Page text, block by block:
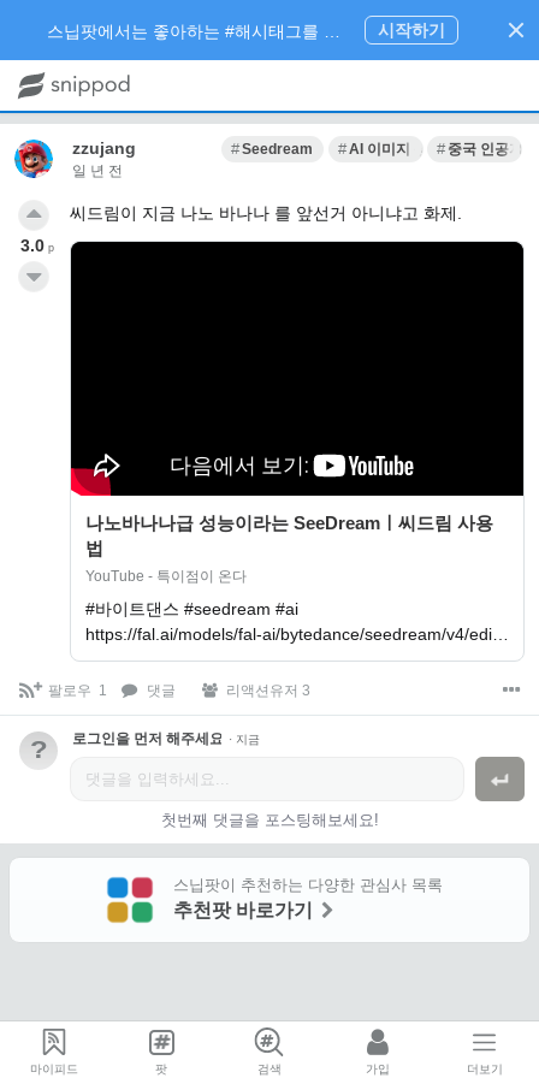
zzujang
일 년 전
Seedream AI 이미지 생성 서비스중국 인공지능
씨드림이 지금 나노 바나나 를 앞선거 아니냐고 화제.
나노바나나급 성능이라는 SeeDreamㅣ씨드림 사용
법
YouTube - 특이점이 온다
#바이트댄스 #seedream #ai
https://fal.ai/models/fal-ai/bytedance/seedream/v4/edi…
3.0 p
팔로우 1 댓글 리액션유저 3
? 로그인을 먼저 해주세요. · 지금
첫번째 댓글을 포스팅해보세요!
스닙팟이 추천하는 다양한 관심사 목록
추천팟 바로가기
마이피드 팟 검색 가입 더보기
스닙팟에서는 좋아하는 #해시태그를 팔로우 하고 내가 관심있는 주제만 모아볼 수 있어요. 시작하기